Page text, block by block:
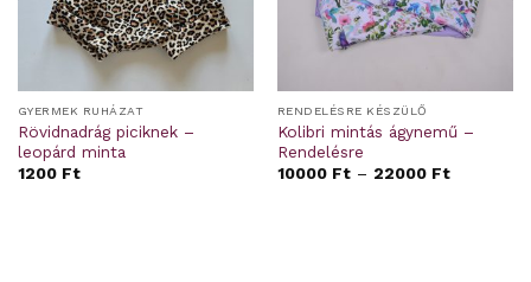
GYERMEK RUHÁZAT
Rövidnadrág piciknek –
leopárd minta
1200 Ft
RENDELÉSRE KÉSZÜLŐ
Kolibri mintás ágynemű –
Rendelésre
10000 Ft– 22000 Ft